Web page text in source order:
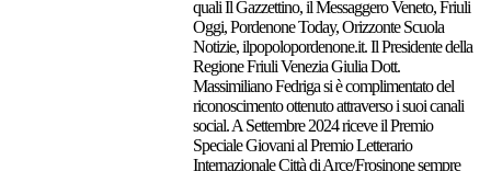
quali Il Gazzettino, il Messaggero Veneto, Friuli
Oggi, Pordenone Today, Orizzonte Scuola
Notizie, ilpopolopordenone.it. Il Presidente della
Regione Friuli Venezia Giulia Dott.
Massimiliano Fedriga si è complimentato del
riconoscimento ottenuto attraverso i suoi canali
social. A Settembre 2024 riceve il Premio
Speciale Giovani al Premio Letterario
Internazionale Città di Arce/Frosinone sempre